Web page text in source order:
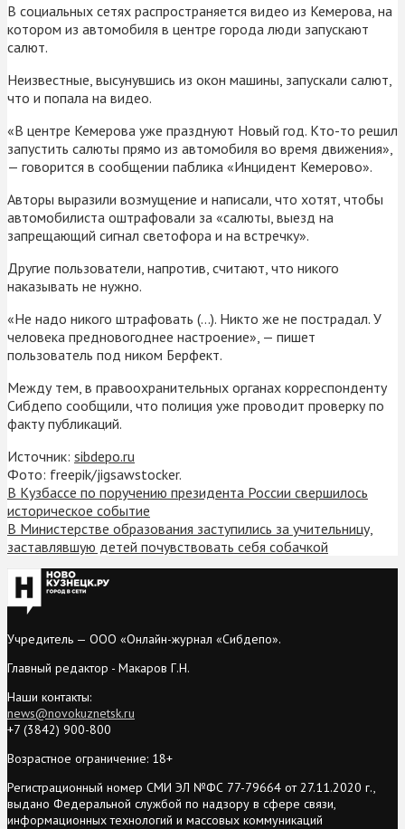
В социальных сетях распространяется видео из Кемерова, на
котором из автомобиля в центре города люди запускают
салют.
Неизвестные, высунувшись из окон машины, запускали салют,
что и попала на видео.
«В центре Кемерова уже празднуют Новый год. Кто-то решил
запустить салюты прямо из автомобиля во время движения»,
— говорится в сообщении паблика «Инцидент Кемерово».
Авторы выразили возмущение и написали, что хотят, чтобы
автомобилиста оштрафовали за «салюты, выезд на
запрещающий сигнал светофора и на встречку».
Другие пользователи, напротив, считают, что никого
наказывать не нужно.
«Не надо никого штрафовать (…). Никто же не пострадал. У
человека предновогоднее настроение», — пишет
пользователь под ником Берфект.
Между тем, в правоохранительных органах корреспонденту
Сибдепо сообщили, что полиция уже проводит проверку по
факту публикаций.
Источник: sibdepo.ru
Фото: freepik/jigsawstocker.
В Кузбассе по поручению президента России свершилось
историческое событие
В Министерстве образования заступились за учительницу,
заставлявшую детей почувствовать себя собачкой
Учредитель — ООО «Онлайн-журнал «Сибдепо».
Главный редактор - Макаров Г.Н.
Наши контакты:
news@novokuznetsk.ru
+7 (3842) 900-800
Возрастное ограничение: 18+
Регистрационный номер СМИ ЭЛ №ФС 77-79664 от 27.11.2020 г.,
выдано Федеральной службой по надзору в сфере связи,
информационных технологий и массовых коммуникаций